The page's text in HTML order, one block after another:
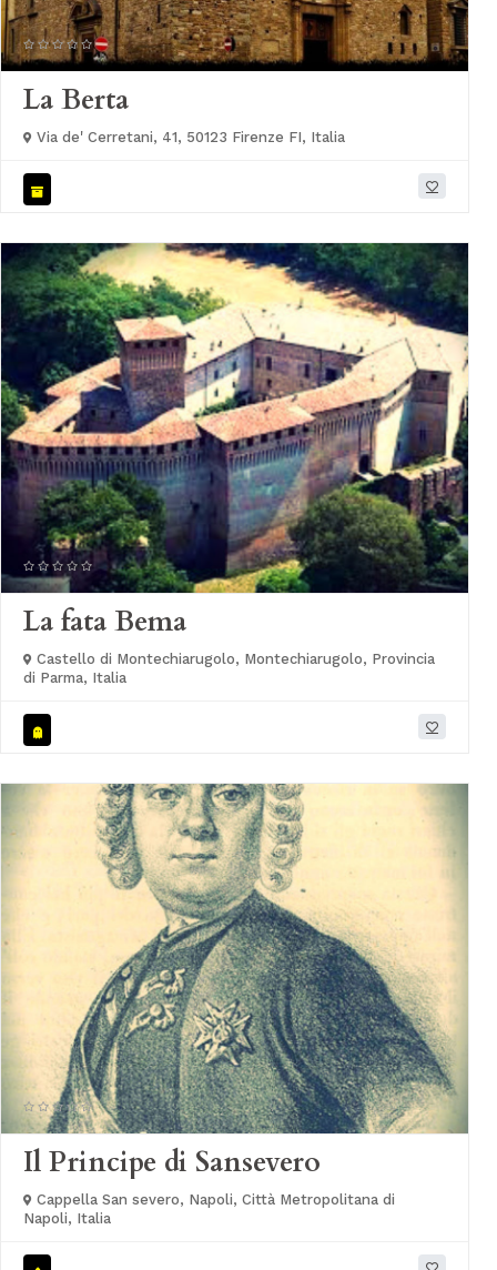
La Berta
Via de' Cerretani, 41, 50123 Firenze FI, Italia
La fata Bema
Castello di Montechiarugolo, Montechiarugolo, Provincia
di Parma, Italia
Il Principe di Sansevero
Cappella San severo, Napoli, Città Metropolitana di
Napoli, Italia